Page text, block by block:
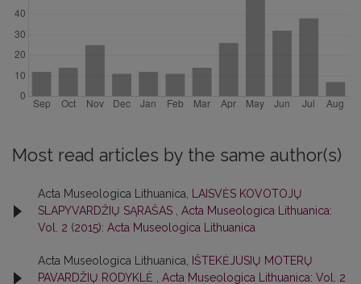
Most read articles by the same author(s)
Acta Museologica Lithuanica,
LAISVĖS KOVOTOJŲ
SLAPYVARDŽIŲ SĄRAŠAS
Acta Museologica Lithuanica:
Vol. 2 (2015): Acta Museologica Lithuanica
Acta Museologica Lithuanica,
IŠTEKĖJUSIŲ MOTERŲ
PAVARDŽIŲ RODYKLĖ
Acta Museologica Lithuanica: Vol. 2